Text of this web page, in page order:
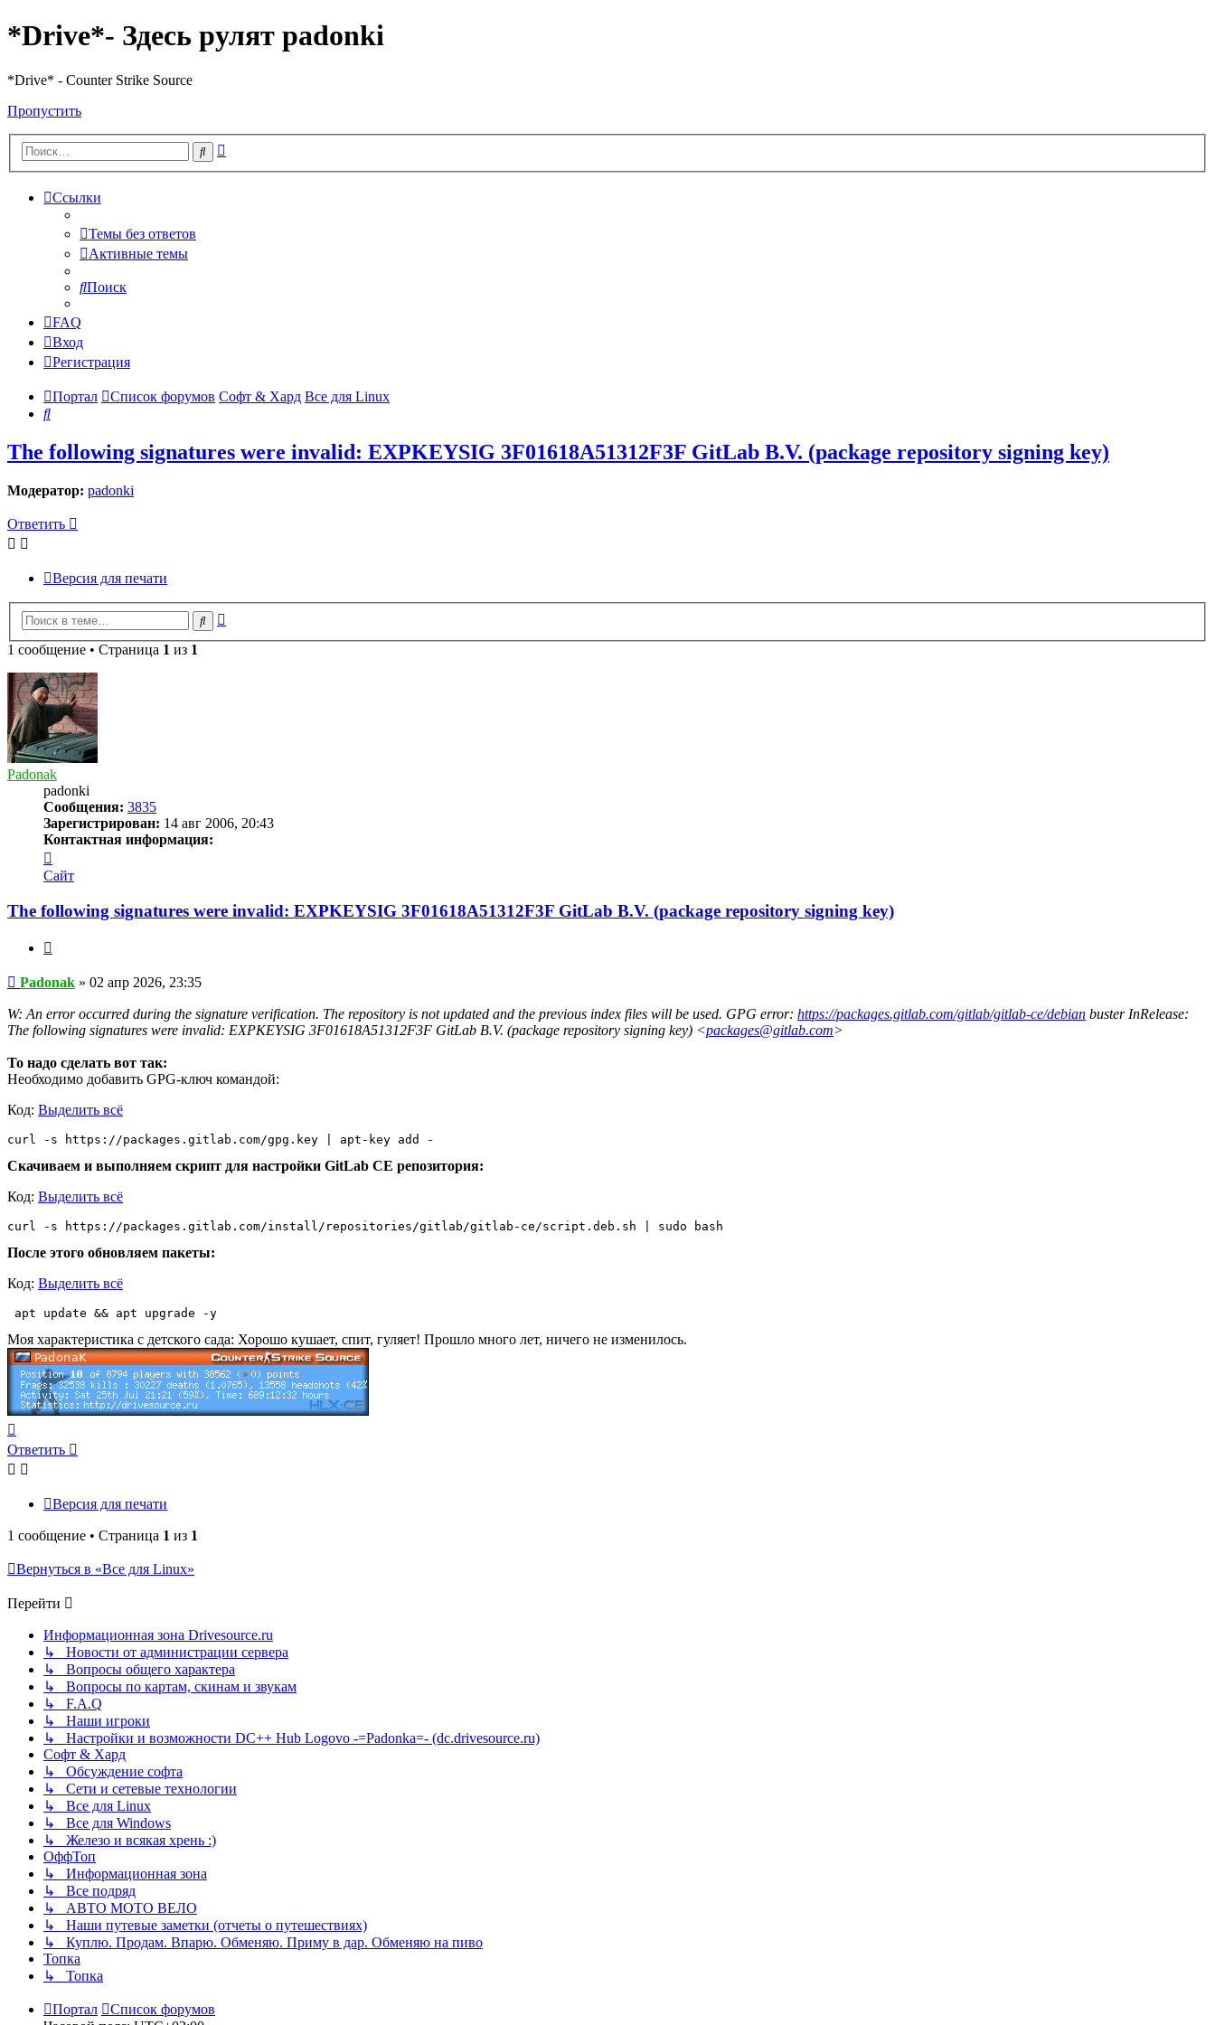
*Drive*- Здесь рулят padonki
*Drive* - Counter Strike Source
Пропустить
Поиск
Ссылки
Темы без ответов
Активные темы
Поиск
FAQ
Вход
Регистрация
Портал Список форумов Софт & Хард Все для Linux
Поиск
The following signatures were invalid: EXPKEYSIG 3F01618A51312F3F GitLab B.V. (package repository signing key)
Модератор: padonki
Ответить
Версия для печати
Поиск
1 сообщение • Страница 1 из 1
Padonak
padonki
Сообщения: 3835
Зарегистрирован: 14 авг 2006, 20:43
Контактная информация:
информация
пользователя
Padonak
Сайт
The following signatures were invalid: EXPKEYSIG 3F01618A51312F3F GitLab B.V. (package repository signing key)
Сообщение
Padonak » 02 апр 2026, 23:35
W: An error occurred during the signature verification. The repository is not updated and the previous index files will be used. GPG error: https://packages.gitlab.com/gitlab/gitlab-ce/debian buster InRelease:
The following signatures were invalid: EXPKEYSIG 3F01618A51312F3F GitLab B.V. (package repository signing key) <packages@gitlab.com>
То надо сделать вот так:
Необходимо добавить GPG-ключ командой:
Код: Выделить всё
curl -s https://packages.gitlab.com/gpg.key | apt-key add -
Скачиваем и выполняем скрипт для настройки GitLab CE репозитория:
Код: Выделить всё
curl -s https://packages.gitlab.com/install/repositories/gitlab/gitlab-ce/script.deb.sh | sudo bash
После этого обновляем пакеты:
Код: Выделить всё
apt update && apt upgrade -y
Моя характеристика с детского сада: Хорошо кушает, спит, гуляет! Прошло много лет, ничего не изменилось.
к
началу
Ответить
Версия для печати
1 сообщение • Страница 1 из 1
Вернуться в «Все для Linux»
Перейти
Информационная зона Drivesource.ru
↳ Новости от администрации сервера
↳ Вопросы общего характера
↳ Вопросы по картам, скинам и звукам
↳ F.A.Q
↳ Наши игроки
↳ Настройки и возможности DC++ Hub Logovo -=Padonka=- (dc.drivesource.ru)
Софт & Хард
↳ Обсуждение софта
↳ Сети и сетевые технологии
↳ Все для Linux
↳ Все для Windows
↳ Железо и всякая хрень :)
ОффТоп
↳ Информационная зона
↳ Все подряд
↳ АВТО МОТО ВЕЛО
↳ Наши путевые заметки (отчеты о путешествиях)
↳ Куплю. Продам. Впарю. Обменяю. Приму в дар. Обменяю на пиво
Топка
↳ Топка
Портал
Список форумов